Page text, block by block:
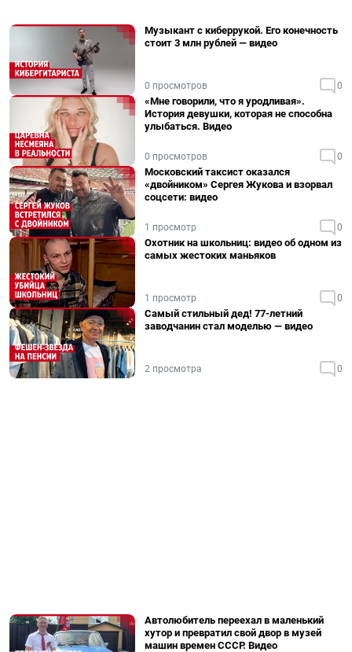
Музыкант с киберрукой. Его конечность
стоит 3 млн рублей — видео
0 просмотров 0
«Мне говорили, что я уродливая».
История девушки, которая не способна
улыбаться. Видео
0 просмотров 0
Московский таксист оказался
«двойником» Сергея Жукова и взорвал
соцсети: видео
1 просмотр 0
Охотник на школьниц: видео об одном из
самых жестоких маньяков
1 просмотр 0
Самый стильный дед! 77-летний
заводчанин стал моделью — видео
2 просмотра 0
Автолюбитель переехал в маленький
хутор и превратил свой двор в музей
машин времен СССР. Видео